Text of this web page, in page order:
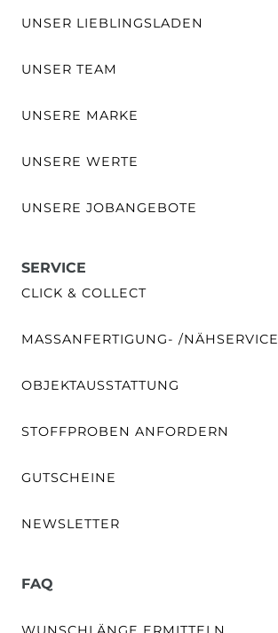
UNSER LIEBLINGSLADEN
UNSER TEAM
UNSERE MARKE
UNSERE WERTE
UNSERE JOBANGEBOTE
SERVICE
CLICK & COLLECT
MASSANFERTIGUNG- /NÄHSERVICE
OBJEKTAUSSTATTUNG
STOFFPROBEN ANFORDERN
GUTSCHEINE
NEWSLETTER
FAQ